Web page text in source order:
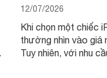
12/07/2026
Khi chọn một chiếc
thường nhìn vào
Tuy nhiên, với nhu